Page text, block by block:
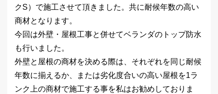
クS）で施工させて頂きました。共に耐候年数の高い
商材となります。
今回は外壁・屋根工事と併せてベランダのトップ防水
も行いました。
外壁と屋根の商材を決める際は、それぞれを同じ耐候
年数に揃えるか、または劣化度合いの高い屋根を1ラ
ンク上の商材で施工する事を私はお勧めしておりま